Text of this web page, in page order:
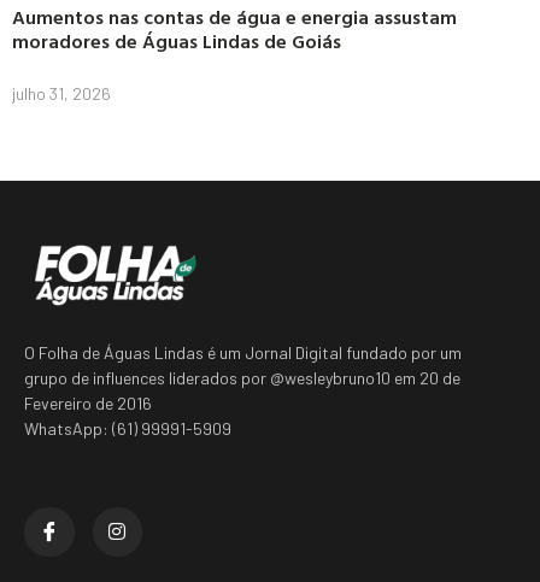
Aumentos nas contas de água e energia assustam
moradores de Águas Lindas de Goiás
julho 31, 2026
O Folha de Águas Lindas é um Jornal Digital fundado por um
grupo de influences liderados por @wesleybruno10 em 20 de
Fevereiro de 2016
WhatsApp: (61) 99991-5909